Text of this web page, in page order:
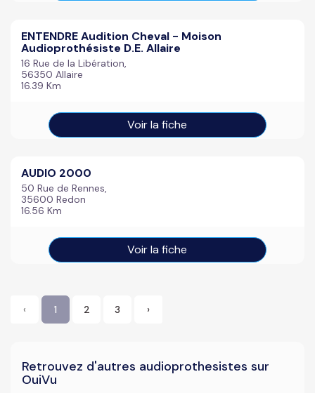
ENTENDRE Audition Cheval - Moison
Audioprothésiste D.E. Allaire
16 Rue de la Libération,
56350 Allaire
16.39 Km
Voir la fiche
AUDIO 2000
50 Rue de Rennes,
35600 Redon
16.56 Km
Voir la fiche
‹ 1 2 3 ›
Retrouvez d'autres audioprothesistes sur
OuiVu